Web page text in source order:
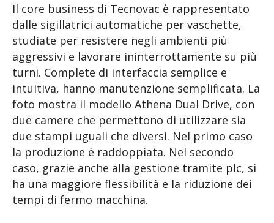
Il core business di Tecnovac è rappresentato
dalle sigillatrici automatiche per vaschette,
studiate per resistere negli ambienti più
aggressivi e lavorare ininterrottamente su più
turni. Complete di interfaccia semplice e
intuitiva, hanno manutenzione semplificata. La
foto mostra il modello Athena Dual Drive, con
due camere che permettono di utilizzare sia
due stampi uguali che diversi. Nel primo caso
la produzione è raddoppiata. Nel secondo
caso, grazie anche alla gestione tramite plc, si
ha una maggiore flessibilità e la riduzione dei
tempi di fermo macchina.